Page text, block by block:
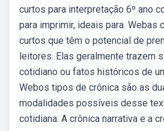
curtos para interpretação 6º ano
para imprimir, ideais para. Webas
curtos que têm o potencial de
leitores. Elas geralmente trazem
cotidiano ou fatos históricos de
Webos tipos de crônica são as
modalidades possíveis desse
cotidiana: A crônica narrativa e a